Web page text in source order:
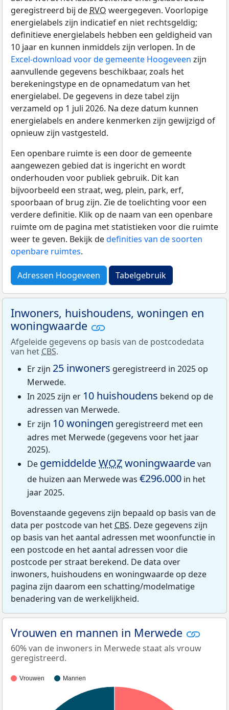
geregistreerd bij de RVO weergegeven. Voorlopige
energielabels zijn indicatief en niet rechtsgeldig;
definitieve energielabels hebben een geldigheid van
10 jaar en kunnen inmiddels zijn verlopen. In de
Excel-download voor de gemeente Hoogeveen zijn
aanvullende gegevens beschikbaar, zoals het
berekeningstype en de opnamedatum van het
energielabel. De gegevens in deze tabel zijn
verzameld op 1 juli 2026. Na deze datum kunnen
energielabels en andere kenmerken zijn gewijzigd of
opnieuw zijn vastgesteld.
Een openbare ruimte is een door de gemeente
aangewezen gebied dat is ingericht en wordt
onderhouden voor publiek gebruik. Dit kan
bijvoorbeeld een straat, weg, plein, park, erf,
spoorbaan of brug zijn. Zie de toelichting voor een
verdere definitie. Klik op de naam van een openbare
ruimte om de pagina met statistieken voor die ruimte
weer te geven. Bekijk dedefinities van de soorten
openbare ruimtes.
Adressen Hoogeveen Tabelgebruik
Inwoners, huishoudens, woningen en
woningwaarde
Afgeleide gegevens op basis van de postcodedata
van het CBS.
Er zijn 25 inwoners geregistreerd in 2025 op
Merwede.
In 2025 zijn er 10 huishoudens bekend op de
adressen van Merwede.
Er zijn 10 woningen geregistreerd met een
adres met Merwede (gegevens voor het jaar
2025).
De gemiddeldeWOZwoningwaardevan
de huizen aan Merwede was €296.000 in het
jaar 2025.
Bovenstaande gegevens zijn bepaald op basis van de
data per postcode van het CBS. Deze gegevens zijn
op basis van het aantal adressen met woonfunctie in
een postcode en het aantal adressen voor die
postcode per straat berekend. De data over
inwoners, huishoudens en woningwaarde op deze
pagina zijn daarom een schatting/modelmatige
benadering van de werkelijkheid.
Vrouwen en mannen in Merwede
60% van de inwoners in Merwede staat als vrouw
geregistreerd.
Vrouwen Mannen